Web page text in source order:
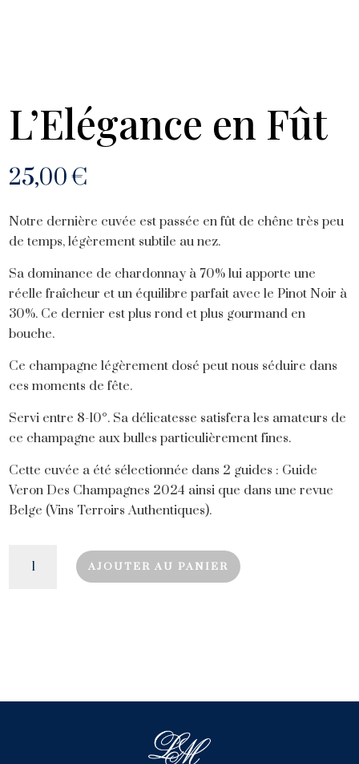
L’Elégance en Fût
25,00€
Notre dernière cuvée est passée en fût de chêne très peu
de temps, légèrement subtile au nez.
Sa dominance de chardonnay à 70% lui apporte une
réelle fraîcheur et un équilibre parfait avec le Pinot Noir à
30%. Ce dernier est plus rond et plus gourmand en
bouche.
Ce champagne légèrement dosé peut nous séduire dans
ces moments de fête.
Servi entre 8-10°. Sa délicatesse satisfera les amateurs de
ce champagne aux bulles particulièrement fines.
Cette cuvée a été sélectionnée dans 2 guides : Guide
Veron Des Champagnes 2024 ainsi que dans une revue
Belge (Vins Terroirs Authentiques).
AJOUTER AU PANIER